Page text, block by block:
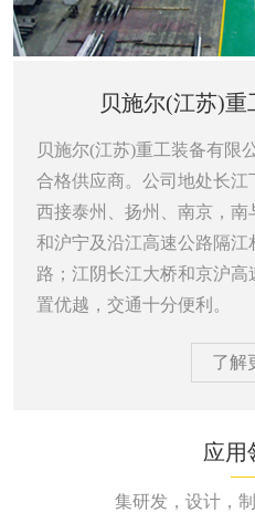
贝施尔(江苏)重
贝施尔(江苏)重工装备有限
合格供应商。公司地处长江
西接泰州、扬州、南京，
和沪宁及沿江高速公路隔江
路；江阴长江大桥和京沪
置优越，交通十分便利。
了解
应用
集研发，设计，